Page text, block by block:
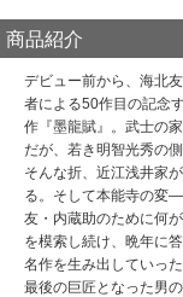
商品紹介
デビュー前から、海北
者による50作目の記念
作『墨龍賦』。武士の
だが、若き明智光秀の
そんな折、近江浅井家
る。そして本能寺の変
友・内蔵助のために何
を模索し続け、晩年に
名作を生み出していっ
最後の巨匠となった男